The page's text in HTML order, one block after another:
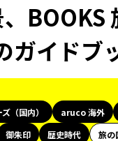
BOOKS
ガイドブ
（国内） aruco 海外
御朱印 歴史時代 旅の